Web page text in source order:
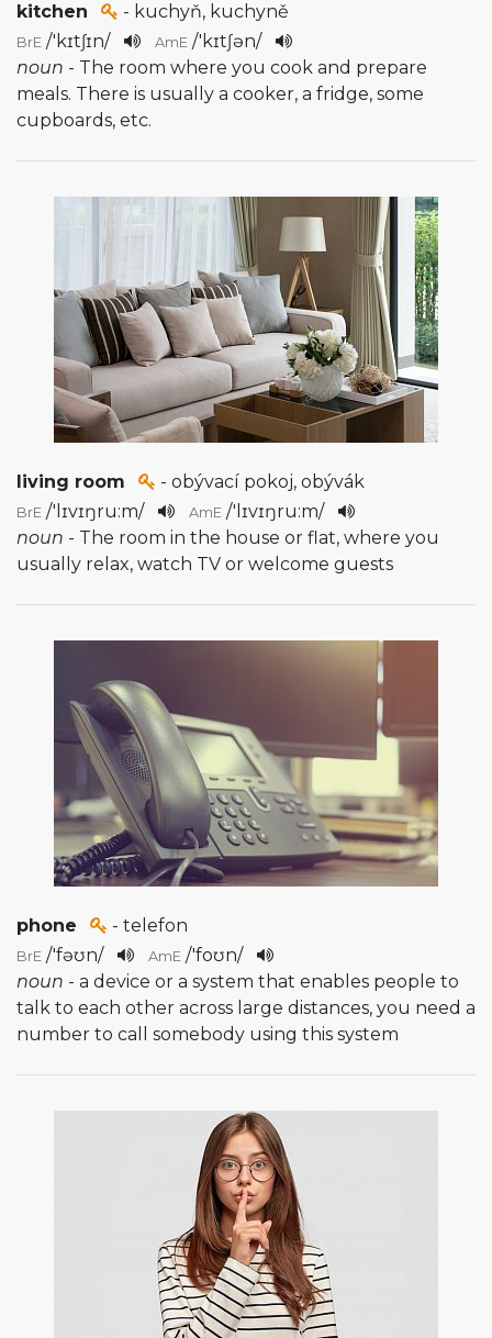
kitchen - kuchyň, kuchyně
BrE /'kɪtʃɪn/ AmE /'kɪtʃən/
noun - The room where you cook and prepare
meals. There is usually a cooker, a fridge, some
cupboards, etc.
living room - obývací pokoj, obývák
BrE /'lɪvɪŋru:m/ AmE /'lɪvɪŋru:m/
noun - The room in the house or flat, where you
usually relax, watch TV or welcome guests
phone - telefon
BrE /'fəʊn/ AmE /'foʊn/
noun - a device or a system that enables people to
talk to each other across large distances, you need a
number to call somebody using this system